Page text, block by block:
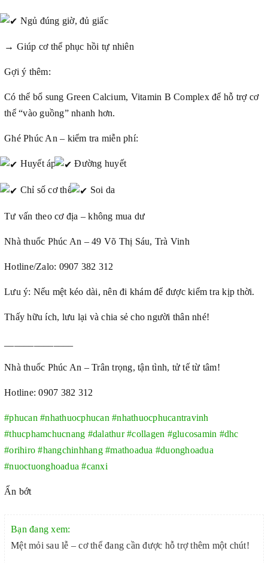
Ngủ đúng giờ, đủ giấc
→ Giúp cơ thể phục hồi tự nhiên
Gợi ý thêm:
Có thể bổ sung Green Calcium, Vitamin B Complex để hỗ trợ cơ
thể “vào guồng” nhanh hơn.
Ghé Phúc An – kiểm tra miễn phí:
Huyết áp Đường huyết
Chỉ số cơ thể Soi da
Tư vấn theo cơ địa – không mua dư
Nhà thuốc Phúc An – 49 Võ Thị Sáu, Trà Vinh
Hotline/Zalo: 0907 382 312
Lưu ý: Nếu mệt kéo dài, nên đi khám để được kiểm tra kịp thời.
Thấy hữu ích, lưu lại và chia sẻ cho người thân nhé!
Nhà thuốc Phúc An – Trân trọng, tận tình, tử tế từ tâm!
Hotline: 0907 382 312
#phucan #nhathuocphucan #nhathuocphucantravinh
#thucphamchucnang #dalathur #collagen #glucosamin #dhc
#orihiro #hangchinhhang #mathoadua #duonghoadua
#nuoctuonghoadua #canxi
Ẩn bớt
Bạn đang xem:
Mệt mỏi sau lễ – cơ thể đang cần được hỗ trợ thêm một chút!